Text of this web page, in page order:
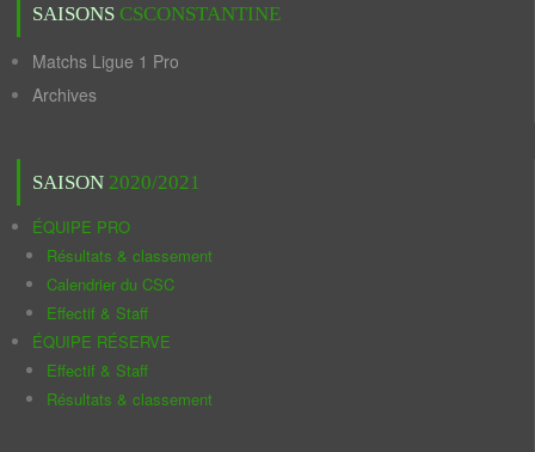
SAISONS CSCONSTANTINE
Matchs Ligue 1 Pro
Archives
SAISON 2020/2021
ÉQUIPE PRO
Résultats & classement
Calendrier du CSC
Effectif & Staff
ÉQUIPE RÉSERVE
Effectif & Staff
Résultats & classement